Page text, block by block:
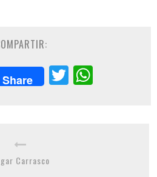
Share Twitter
Carrasco